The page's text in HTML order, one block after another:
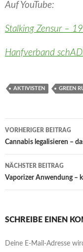
Auf YouTube:
Stalking Zensur –
Hanfverband
AKTIVISTEN GREEN
VORHERIGER BEITRAG
Cannabis legalisieren –
NÄCHSTER BEITRAG
Vaporizer Anwendung –
SCHREIBE EINEN
Deine E-Mail-Adresse